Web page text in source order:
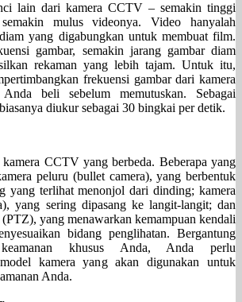
lain dari kamera CCTV – semakin tinggi
mulus videonya. Video hanyalah
yang digabungkan untuk membuat film.
gambar, semakin jarang gambar diam
rekaman yang lebih tajam. Untuk itu,
frekuensi gambar dari kamera
beli sebelum memutuskan. Sebagai
diukur sebagai 30 bingkai per detik.
CCTV yang berbeda. Beberapa yang
peluru (bullet camera), yang berbentuk
yang terlihat menonjol dari dinding; kamera
yang sering dipasang ke langit-langit; dan
(PTZ), yang menawarkan kemampuan kendali
bidang penglihatan. Bergantung
khusus Anda, Anda perlu
kamera yang akan digunakan untuk
Anda.